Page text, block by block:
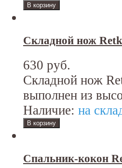
Складной нож
630 руб.
Складной нож
выполнен из
Наличие: на
Спальник-кокон